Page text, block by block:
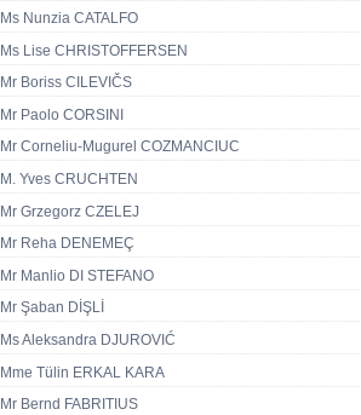
Ms Nunzia CATALFO
Ms Lise CHRISTOFFERSEN
Mr Boriss CILEVIČS
Mr Paolo CORSINI
Mr Corneliu-Mugurel COZMANCIUC
M. Yves CRUCHTEN
Mr Grzegorz CZELEJ
Mr Reha DENEMEÇ
Mr Manlio DI STEFANO
Mr Şaban DİŞLİ
Ms Aleksandra DJUROVIĆ
Mme Tülin ERKAL KARA
Mr Bernd FABRITIUS